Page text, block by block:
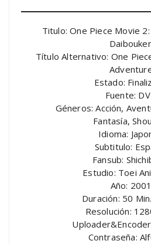
Titulo: One Piece Movie
Título Alternativo: One
Estado:
Fuente:
Géneros: Acción,
Fantasía,
Idioma:
Subtitulo:
Fansub:
Estudio: Toei
Año: 2001
Duración: 50
Resolución:
Contraseña: